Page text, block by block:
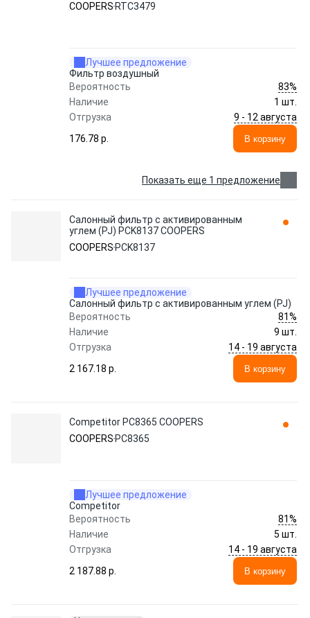
COOPERS RTC3479
Лучшее предложение
Фильтр воздушный
Вероятность
83%
Наличие
1 шт.
Отгрузка
9 - 12 августа
176.78 p.
В корзину
Показать еще 1 предложение
Салонный фильтр с активированным
углем (PJ) PCK8137 COOPERS
COOPERS PCK8137
Лучшее предложение
Салонный фильтр с активированным углем (PJ)
Вероятность
81%
Наличие
9 шт.
Отгрузка
14 - 19 августа
2 167.18 p.
В корзину
Competitor PC8365 COOPERS
COOPERS PC8365
Лучшее предложение
Competitor
Вероятность
81%
Наличие
5 шт.
Отгрузка
14 - 19 августа
2 187.88 p.
В корзину